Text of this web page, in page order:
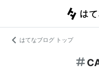
はてなブログ トップ